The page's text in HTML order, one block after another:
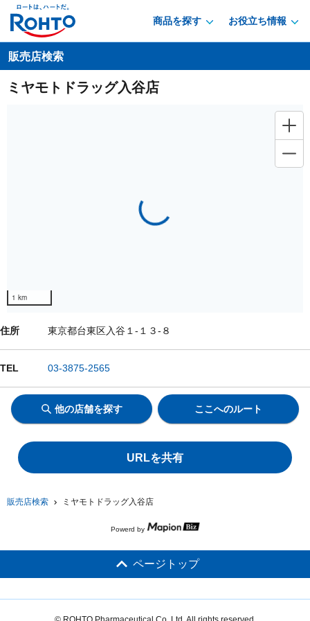
商品を探す お役立ち情報
販売店検索 ミヤモトドラッグ入谷店
販売店検索
ミヤモトドラッグ入谷店
住所 東京都台東区入谷１-１３-８
TEL 03-3875-2565
他の店舗を探す ここへのルート
URLを共有
Loading...
1 km
Powerd by
ページトップ